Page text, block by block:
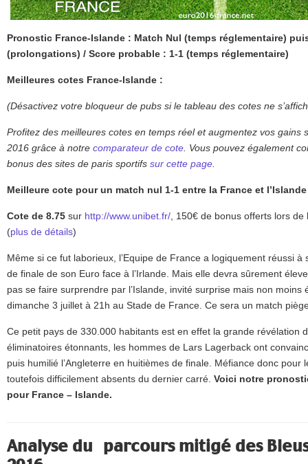
Pronostic France-Islande : Match Nul (temps réglementaire)
(prolongations) / Score probable : 1-1 (temps réglementaire)
Meilleures cotes France-Islande :
(Désactivez votre bloqueur de pubs si le tableau des cotes ne
Profitez des meilleures cotes en temps réel et augmentez vos gains
2016 grâce à notre comparateur de cote . Vous pouvez également
bonus des sites de paris sportifs sur cette page
Meilleure cote pour un match nul 1-1 entre la France et
Cote de 8.75 sur http://www.unibet.fr/ , 150€ de bonus offerts lors
(plus de détails)
Même si ce fut laborieux, l’Equipe de France a logiquement réussi
de finale de son Euro face à l’Irlande. Mais elle devra sûrement
pas se faire surprendre par l’Islande, invité surprise mais non moins
dimanche 3 juillet à 21h au Stade de France. Ce sera un match
Ce petit pays de 330.000 habitants est en effet la grande révélation
éliminatoires étonnants, les hommes de Lars Lagerback ont
puis humilié l’Angleterre en huitièmes de finale. Méfiance donc pour
toutefois difficilement absents du dernier carré. Voici notre
pour France – Islande.
Analyse du parcours mitigé des